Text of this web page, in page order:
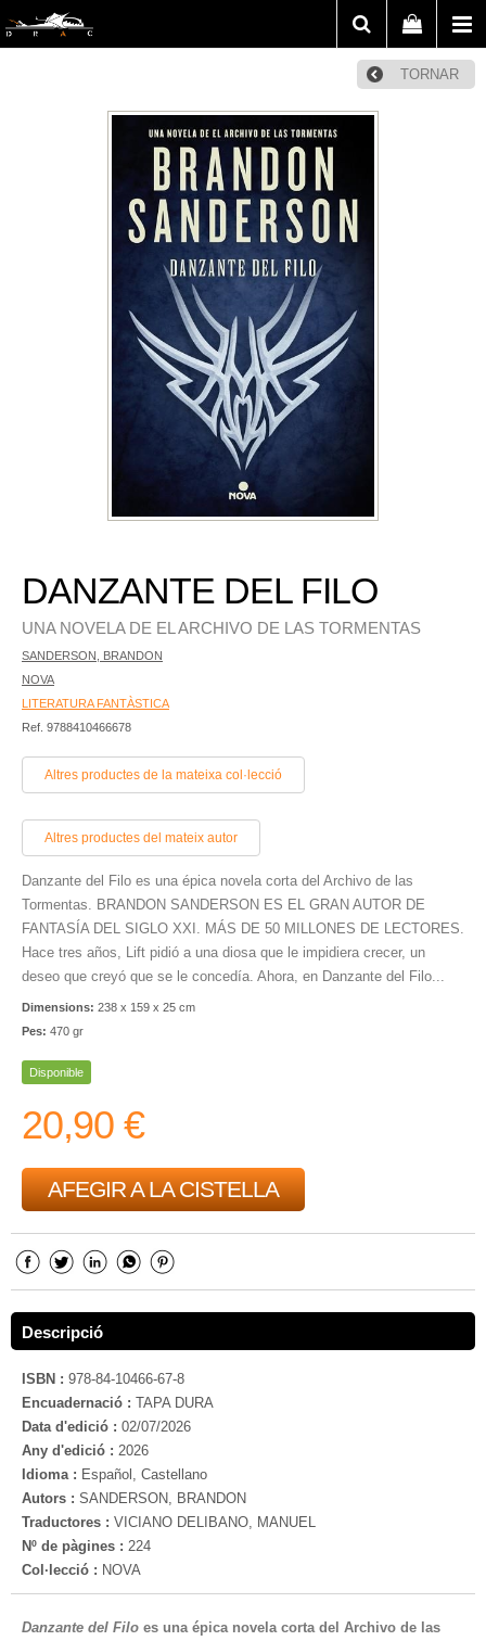
TORNAR
DANZANTE DEL FILO
UNA NOVELA DE EL ARCHIVO DE LAS TORMENTAS
SANDERSON, BRANDON
NOVA
LITERATURA FANTÀSTICA
Ref. 9788410466678
Altres productes de la mateixa col·lecció
Altres productes del mateix autor
Danzante del Filo es una épica novela corta del Archivo de las
Tormentas. BRANDON SANDERSON ES EL GRAN AUTOR DE
FANTASÍA DEL SIGLO XXI. MÁS DE 50 MILLONES DE LECTORES.
Hace tres años, Lift pidió a una diosa que le impidiera crecer, un
deseo que creyó que se le concedía. Ahora, en Danzante del Filo...
Dimensions: 238 x 159 x 25 cm
Pes: 470 gr
Disponible
20,90 €
AFEGIR A LA CISTELLA
Descripció
ISBN : 978-84-10466-67-8
Encuadernació : TAPA DURA
Data d'edició : 02/07/2026
Any d'edició : 2026
Idioma : Español, Castellano
Autors : SANDERSON, BRANDON
Traductores : VICIANO DELIBANO, MANUEL
Nº de pàgines : 224
Col·lecció : NOVA
Danzante del Filo es una épica novela corta del Archivo de las